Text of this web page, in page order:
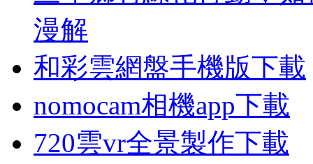
漫解
和彩雲網盤手機版下載
nomocam相機app下載
720雲vr全景製作下載